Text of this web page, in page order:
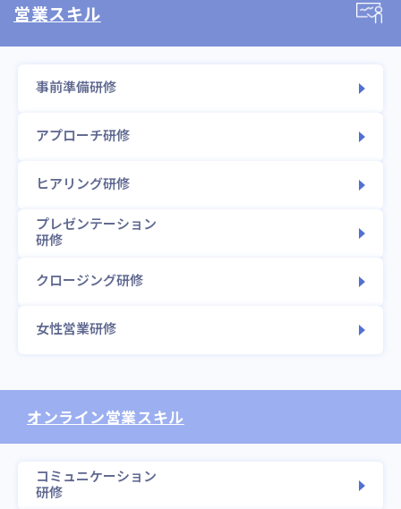
営業スキル
事前準備研修
アプローチ研修
ヒアリング研修
プレゼンテーション
研修
クロージング研修
女性営業研修
オンライン営業スキル
コミュニケーション
研修